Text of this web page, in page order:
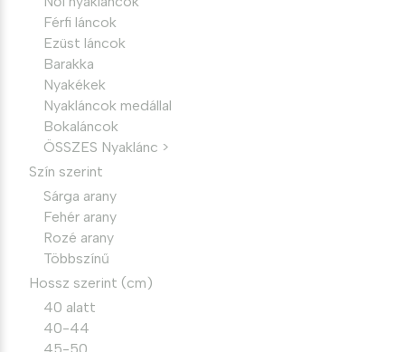
Férfi láncok
Ezüst láncok
Barakka
Nyakékek
Nyakláncok medállal
Bokaláncok
ÖSSZES Nyaklánc >
Szín szerint
Sárga arany
Fehér arany
Rozé arany
Többszínű
Hossz szerint (cm)
40 alatt
40-44
45-50